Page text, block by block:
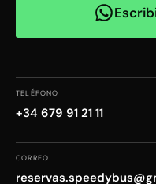
TELÉFONO
+34 679 91 21 11
CORREO